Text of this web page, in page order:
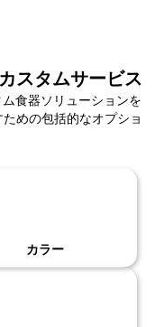
スタムサービス
食器ソリューションを
めの包括的なオプショ
カラー